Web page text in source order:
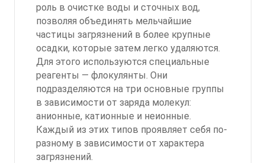
роль в очистке воды и сточных вод,
позволяя объединять мельчайшие
частицы загрязнений в более крупные
осадки, которые затем легко удаляются.
Для этого используются специальные
реагенты — флокулянты. Они
подразделяются на три основные группы
в зависимости от заряда молекул:
анионные, катионные и неионные.
Каждый из этих типов проявляет себя по-
разному в зависимости от характера
загрязнений.